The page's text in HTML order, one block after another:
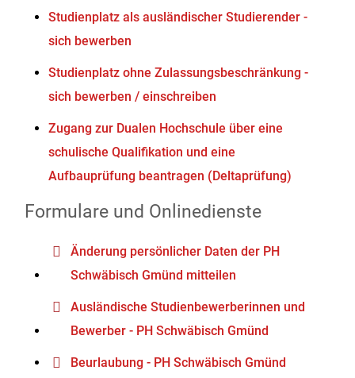
Studienplatz als ausländischer Studierender -
sich bewerben
Studienplatz ohne Zulassungsbeschränkung -
sich bewerben / einschreiben
Zugang zur Dualen Hochschule über eine
schulische Qualifikation und eine
Aufbauprüfung beantragen (Deltaprüfung)
Formulare und Onlinedienste
Änderung persönlicher Daten der PH
Schwäbisch Gmünd mitteilen
Ausländische Studienbewerberinnen und
Bewerber - PH Schwäbisch Gmünd
Beurlaubung - PH Schwäbisch Gmünd